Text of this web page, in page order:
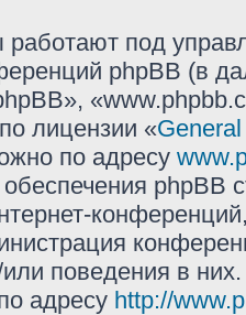
под
phpBB (в
лицензии «
по адресу
phpBB
поведения в
адресу http://